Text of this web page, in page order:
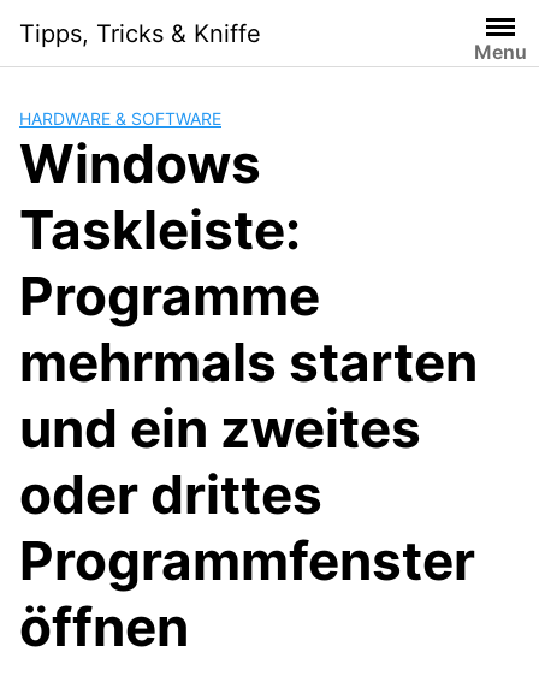
content
Tipps, Tricks & Kniffe
Menu
HARDWARE & SOFTWARE
Windows
Taskleiste:
Programme
mehrmals starten
und ein zweites
oder drittes
Programmfenster
öffnen